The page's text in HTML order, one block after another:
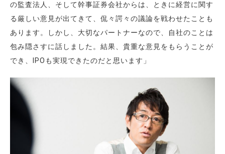
の監査法人、そして幹事証券会社からは、ときに経営に関す
る厳しい意見が出てきて、侃々諤々の議論を戦わせたことも
あります。しかし、大切なパートナーなので、自社のことは
包み隠さすに話しました。結果、貴重な意見をもらうことが
でき、IPOも実現できたのだと思います」